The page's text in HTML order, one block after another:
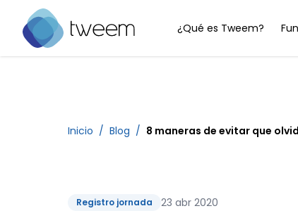
Ir a la página de inicio de Tweem¿Qué es Tweem?
Inicio / Blog / 8 maneras de evitar que
Registro jornada 23 abr 2020